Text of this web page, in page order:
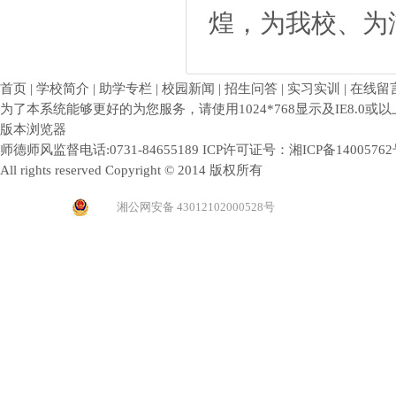
煌，为我校、
首页 | 学校简介 | 助学专栏 | 校园新闻 | 招生问答 | 实习实训 | 在线留
为了本系统能够更好的为您服务，请使用1024*768显示及IE8.0或以
版本浏览器
师德师风监督电话:0731-84655189 ICP许可证号： 湘ICP备14005762
All rights reserved Copyright © 2014 版权所有
湘公网安备 43012102000528号